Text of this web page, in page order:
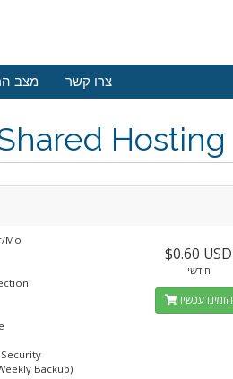
מצב צרו קשר
Hosting
Mo
Backup)
$0.60 USD
חודשי
הזמינו עכשיו